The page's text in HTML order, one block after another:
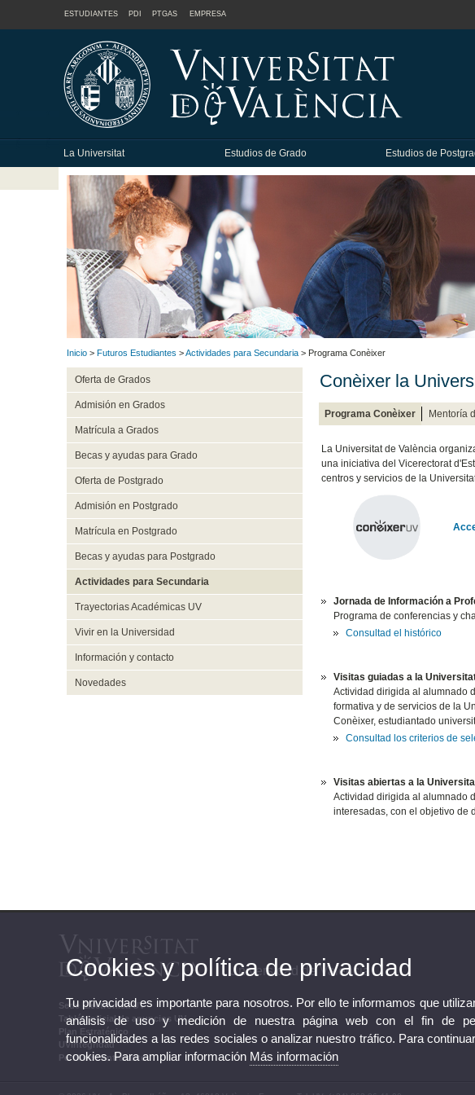
ESTUDIANTES PDI PTGAS EMPRESA
La Universitat Estudios de Grado Estudios de
Inicio > Futuros Estudiantes >Actividades para Secundaria > Programa Conèixer
Oferta de Grados
Admisión en Grados
Matrícula a Grados
Becas y ayudas para Grado
Oferta de Postgrado
Admisión en Postgrado
Matrícula en Postgrado
Becas y ayudas para Postgrado
Actividades para Secundaria
Trayectorias Académicas UV
Vivir en la Universidad
Información y contacto
Novedades
Conèixer la
Programa Conèixer Mentoría
La Universitat de València
una iniciativa del Vicerectorat
centros y servicios de la
Jornada de Información a
Programa de conferencias y
Consultad el histórico
Visitas guiadas a la
Actividad dirigida al alumnado
formativa y de servicios de la
Conèixer, estudiantado
Consultad los criterios de
Visitas abiertas a la
Actividad dirigida al alumnado
interesadas, con el objetivo de
Universidad de Valencia
Sede Electrónica UV
Tablón oficial de anuncios UV
Plan Estratégico
UVintegridad
Perfil de contratante
Cookies y política de privacidad
Tu privacidad es importante para nosotros. Por ello te informamos que
análisis de uso y medición de nuestra página web con el fin de
funcionalidades a las redes sociales o analizar nuestro tráfico. Para
cookies. Para ampliar información Más información